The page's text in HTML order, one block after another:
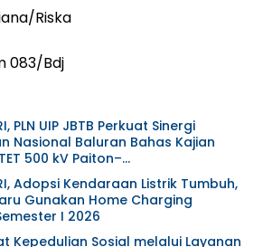
Riska
083/Bdj
PLN UIP JBTB Perkuat Sinergi
Nasional Baluran Bahas Kajian
500 kV Paiton–
Adopsi Kendaraan Listrik Tumbuh,
Gunakan Home Charging
I 2026
Kepedulian Sosial melalui Layanan